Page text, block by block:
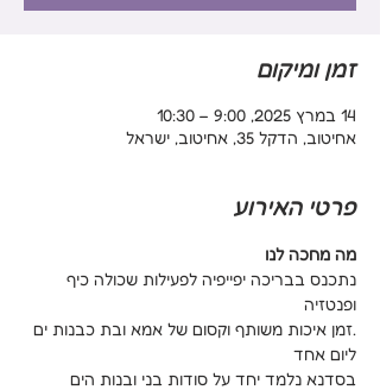
זמן ומיקום
14 במרץ 2025, 9:00 – 10:30
אחיטוב, הדקל 35, אחיטוב, ישראל
פרטי האירוע
מה מחכה לנו
נתכנס בבריכה יפייפיה לפעילות שכולה כיף
ופנטזיה
.זמן איכות משותף וקסום של אמא ובת כבנות ים
ליום אחד
בסדנא נלמד יחד על סודות בני ובנות הים